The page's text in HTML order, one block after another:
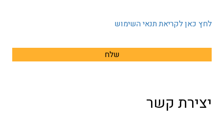
לחץ כאן לקריאת תנאי השימוש
יצירת קשר